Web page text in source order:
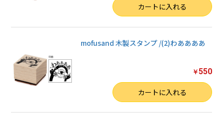
カートに入れる
mofusand 木製スタンプ /(2)わああああ
￥550
カートに入れる
お買い物を続ける